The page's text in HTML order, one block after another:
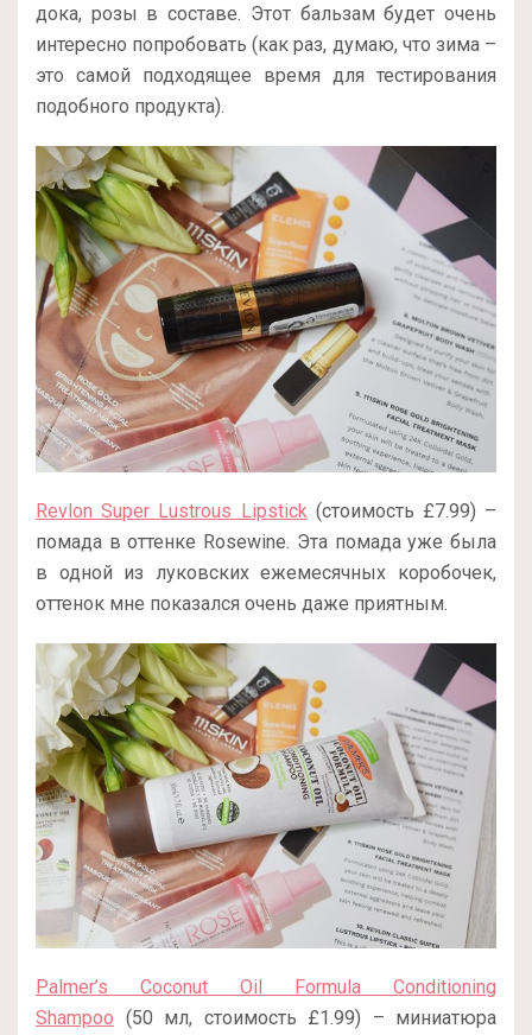
дока, розы в составе. Этот бальзам будет очень
интересно попробовать (как раз, думаю, что зима –
это самой подходящее время для тестирования
подобного продукта).
Revlon Super Lustrous Lipstick(стоимость £7.99) –
помада в оттенке Rosewine. Эта помада уже была
в одной из луковских ежемесячных коробочек,
оттенок мне показался очень даже приятным.
Palmer’s Coconut Oil Formula Conditioning
Shampoo (50 мл, стоимость £1.99) – миниатюра